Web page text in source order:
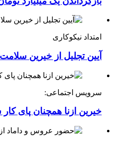
امتداد نیکوکاری
آیین تجلیل از خیرین
سرویس اجتماعی:
خیرین ازنا همچنان پای